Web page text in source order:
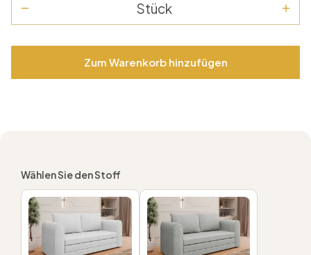
Stück
Zum Warenkorb hinzufügen
Wählen Sie den Stoff